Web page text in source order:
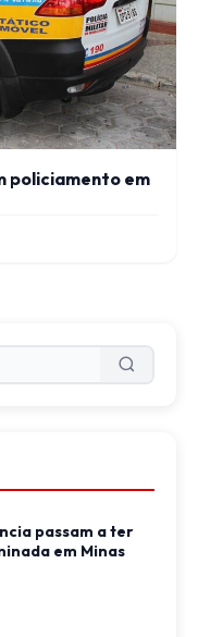
policiamento em
passam a ter
em Minas